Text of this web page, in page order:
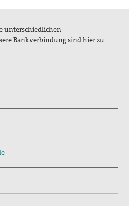
unterschiedlichen
Bankverbindung sind hier zu